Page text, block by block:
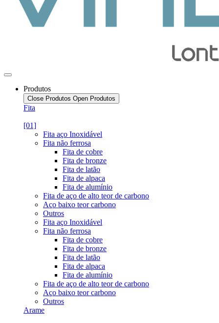
Produtos
Close Produtos Open Produtos
Fita
[01]
Fita aço Inoxidável
Fita não ferrosa
Fita de cobre
Fita de bronze
Fita de latão
Fita de alpaca
Fita de alumínio
Fita de aço de alto teor de carbono
Aço baixo teor carbono
Outros
Fita aço Inoxidável
Fita não ferrosa
Fita de cobre
Fita de bronze
Fita de latão
Fita de alpaca
Fita de alumínio
Fita de aço de alto teor de carbono
Aço baixo teor carbono
Outros
Arame